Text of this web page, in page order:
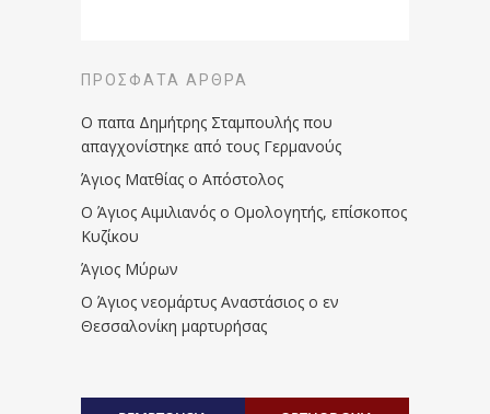
ΠΡΌΣΦΑΤΑ ΆΡΘΡΑ
Ο παπα Δημήτρης Σταμπουλής που
απαγχονίστηκε από τους Γερμανούς
Άγιος Ματθίας ο Απόστολος
Ο Άγιος Αιμιλιανός ο Ομολογητής, επίσκοπος
Κυζίκου
Άγιος Μύρων
Ο Άγιος νεομάρτυς Αναστάσιος ο εν
Θεσσαλονίκη μαρτυρήσας